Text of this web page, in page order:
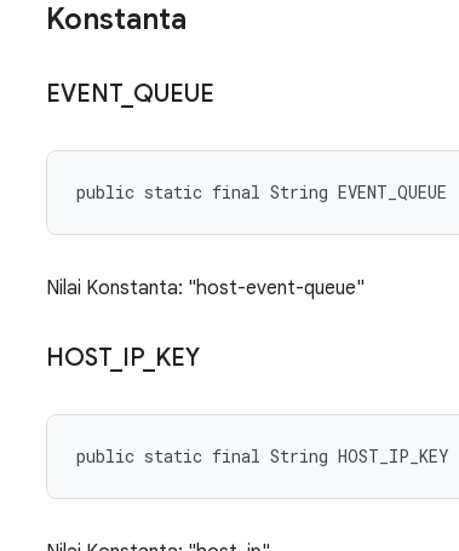
Konstanta
EVENT_ QUEUE
public static final String EVENT_QUEUE
Nilai Konstanta: "host-event-queue"
HOST_ IP_ KEY
public static final String HOST_IP_KEY